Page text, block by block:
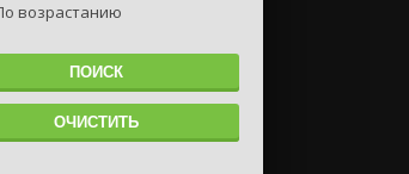
возрастанию